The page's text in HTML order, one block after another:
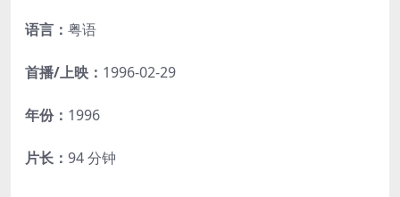
语言： 粤语
首播/上映： 1996-02-29
年份： 1996
片长： 94 分钟